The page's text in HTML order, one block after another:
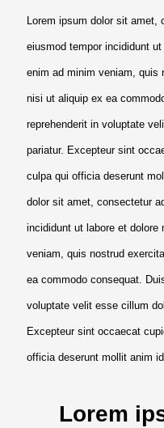
Lorem ipsum dolor sit amet,
eiusmod tempor incididunt
enim ad minim veniam, quis
nisi ut aliquip ex ea
reprehenderit in voluptate
pariatur. Excepteur sint
culpa qui officia deserunt
dolor sit amet, consectetur
incididunt ut labore et dolore
veniam, quis nostrud
ea commodo consequat.
voluptate velit esse cillum
Excepteur sint occaecat
officia deserunt mollit anim
Lorem